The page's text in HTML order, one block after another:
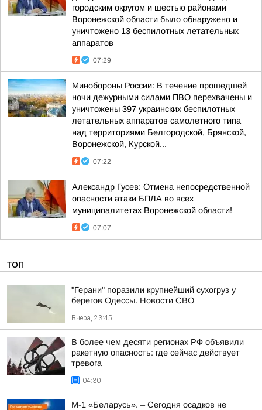
городским округом и шестью районами
Воронежской области было обнаружено и
уничтожено 13 беспилотных летательных
аппаратов
07:29
Минобороны России: В течение прошедшей
ночи дежурными силами ПВО перехвачены и
уничтожены 397 украинских беспилотных
летательных аппаратов самолетного типа
над территориями Белгородской, Брянской,
Воронежской, Курской...
07:22
Александр Гусев: Отмена непосредственной
опасности атаки БПЛА во всех
муниципалитетах Воронежской области!
07:07
ТОП
"Герани" поразили крупнейший сухогруз у
берегов Одессы. Новости СВО
Вчера, 23:45
В более чем десяти регионах РФ объявили
ракетную опасность: где сейчас действует
тревога
04:30
М-1 «Беларусь». – Сегодня осадков не